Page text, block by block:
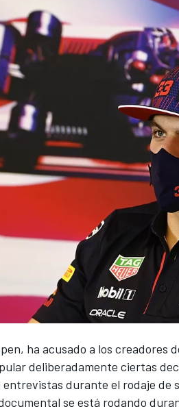
E
, ha acusado a los creadores
deliberadamente ciertas
durante el rodaje de
se está rodando